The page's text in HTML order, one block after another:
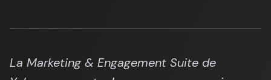
La Marketing & Engagement Suite de